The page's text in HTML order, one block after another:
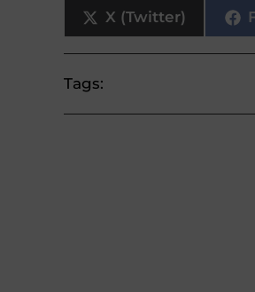
X (Twitter)
Tags: